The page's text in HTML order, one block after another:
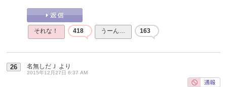
それな！ 418 うーん… 163
26 名無しだＪ より
2015年12月27日 6:37 AM